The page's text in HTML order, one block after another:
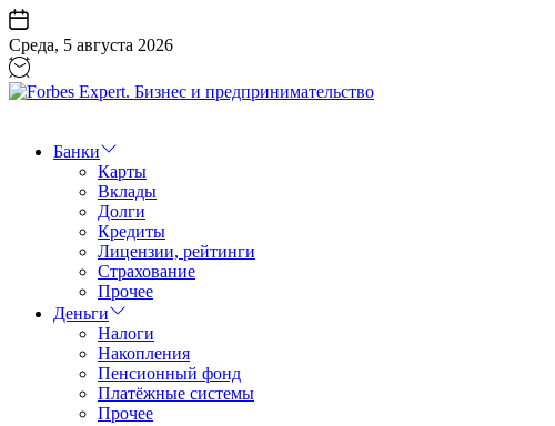
Перейти
к
содержанию
Среда, 5 августа 2026
Бизнес
предпринимательство
Банки
Карты
Вклады
Долги
Кредиты
Лицензии, рейтинги
Страхование
Прочее
Деньги
Налоги
Накопления
Пенсионный фонд
Платёжные системы
Прочее